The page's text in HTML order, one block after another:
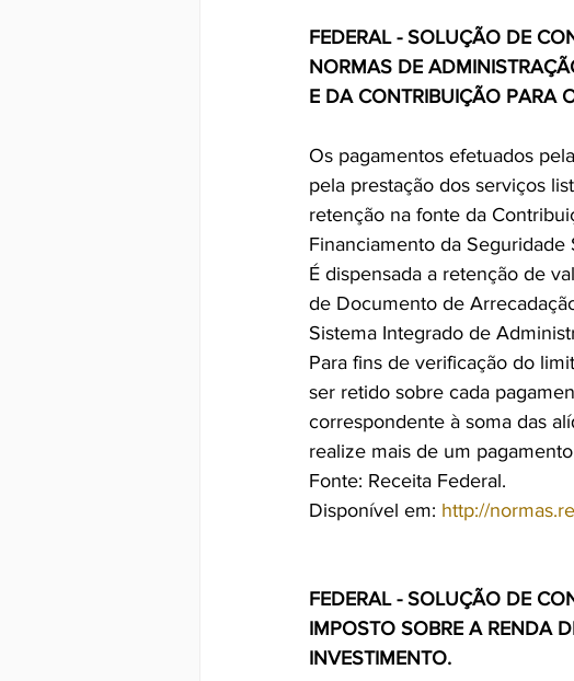
FEDERAL - SOLUÇÃO DE
NORMAS DE
E DA CONTRIBUIÇÃO PARA
Os pagamentos efetuados
pela prestação dos serviços
retenção na fonte da
Financiamento da Seguridade
É dispensada a retenção de
de Documento de
Sistema Integrado de
Para fins de verificação do
ser retido sobre cada
correspondente à soma das
realize mais de um
Fonte: Receita Federal.
Disponível em: http://
FEDERAL - SOLUÇÃO DE
IMPOSTO SOBRE A RENDA
INVESTIMENTO.